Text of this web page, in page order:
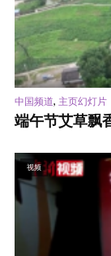
中国频道, 主页幻灯片
端午节艾草飘
视频